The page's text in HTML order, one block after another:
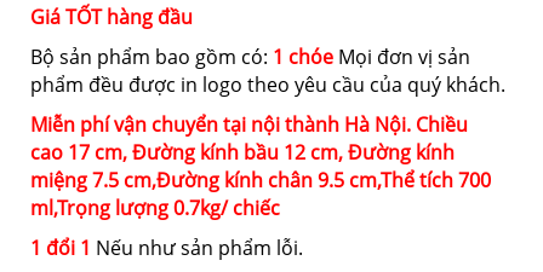
Giá TỐT hàng đầu
Bộ sản phẩm bao gồm có: 1 chóe Mọi đơn vị sản
phẩm đều được in logo theo yêu cầu của quý khách.
Miễn phí vận chuyển tại nội thành Hà Nội. Chiều
cao 17 cm,Đường kính bầu 12 cm,Đường kính
miệng7.5 cm,Đường kính chân9.5 cm,Thể tích700
ml,Trọng lượng0.7kg/ chiếc
1 đổi 1 Nếu như sản phẩm lỗi.